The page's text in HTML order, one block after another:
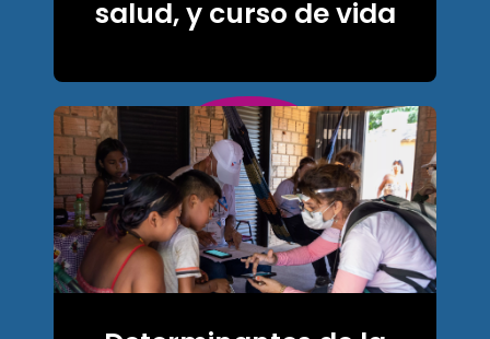
salud, y curso de vida